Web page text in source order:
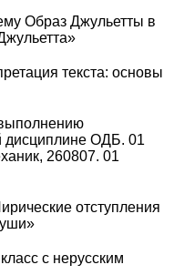
Образ Джульетты в
текста: основы
дисциплине ОДБ. 01
260807. 01
отступления
с нерусским